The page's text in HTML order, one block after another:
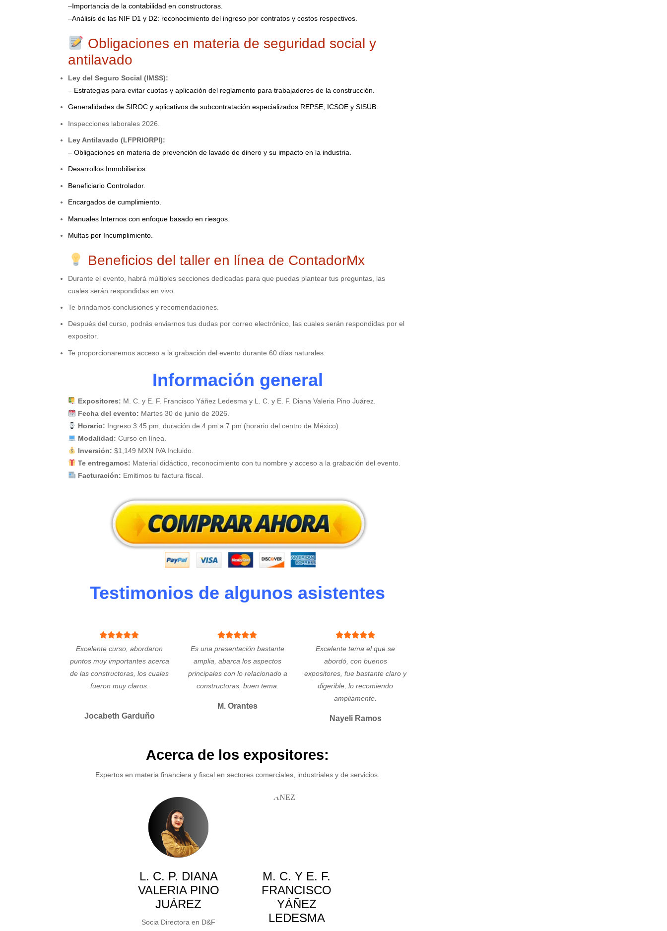
–Importancia de la contabilidad en constructoras.
–Análisis de las NIF D1 y D2: reconocimiento del ingreso por contratos y costos respectivos.
Obligaciones en materia de seguridad social y
antilavado
Ley del Seguro Social (IMSS):
– Estrategias para evitar cuotas y aplicación del reglamento para trabajadores de la construcción.
Generalidades de SIROC y aplicativos de subcontratación especializados REPSE, ICSOE y SISUB.
Inspecciones laborales 2026.
Ley Antilavado (LFPRIORPI):
– Obligaciones en materia de prevención de lavado de dinero y su impacto en la industria.
Desarrollos Inmobiliarios.
Beneficiario Controlador.
Encargados de cumplimiento.
Manuales Internos con enfoque basado en riesgos.
Multas por Incumplimiento.
Beneficios del taller en línea de ContadorMx
Durante el evento, habrá múltiples secciones dedicadas para que puedas plantear tus preguntas, las
cuales serán respondidas en vivo.
Te brindamos conclusiones y recomendaciones.
Después del curso, podrás enviarnos tus dudas por correo electrónico, las cuales serán respondidas por el
expositor.
Te proporcionaremos acceso a la grabación del evento durante 60 días naturales.
Información general
Expositores: M. C. y E. F. Francisco Yáñez Ledesma y L. C. y E. F. Diana Valeria Pino Juárez.
Fecha del evento: Martes 30 de junio de 2026.
Horario: Ingreso 3:45 pm, duración de 4 pm a 7 pm (horario del centro de México).
Modalidad: Curso en línea.
Inversión: $1,149 MXN IVA Incluido.
Te entregamos: Material didáctico, reconocimiento con tu nombre y acceso a la grabación del evento.
Facturación: Emitimos tu factura fiscal.
Testimonios de algunos asistentes
Excelente curso, abordaron
puntos muy importantes acerca
de las constructoras, los cuales
fueron muy claros.
Jocabeth Garduño
Es una presentación bastante
amplia, abarca los aspectos
principales con lo relacionado a
constructoras, buen tema.
M. Orantes
Excelente tema el que se
abordó, con buenos
expositores, fue bastante claro y
digerible, lo recomiendo
ampliamente.
Nayeli Ramos
Acerca de los expositores:
Expertos en materia financiera y fiscal en sectores comerciales, industriales y de servicios.
L. C. P. DIANA
VALERIA PINO
JUÁREZ
Socia Directora en D&F
M. C. Y E. F.
FRANCISCO
YÁÑEZ
LEDESMA